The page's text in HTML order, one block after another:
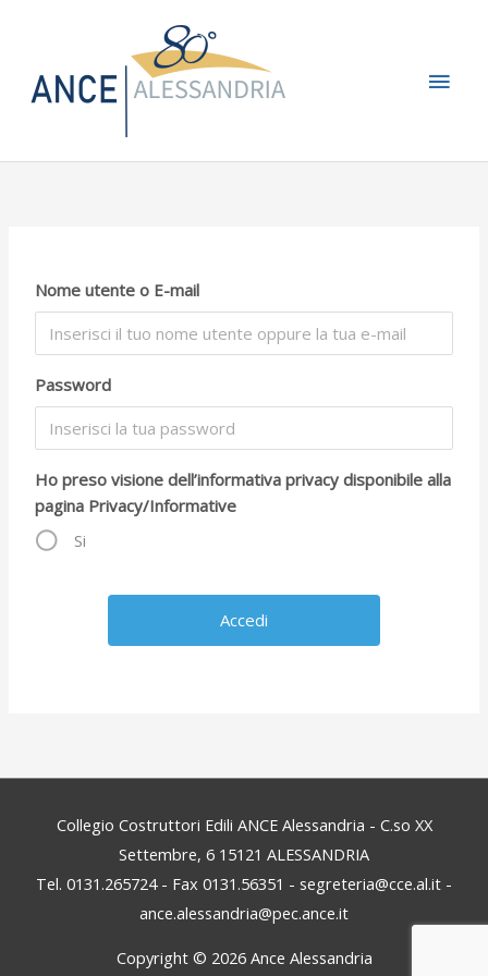
Nome utente o E-mail
Password
Ho preso visione dell’informativa privacy disponibile alla
pagina Privacy/Informative
Si
Collegio Costruttori Edili ANCE Alessandria - C.so XX
Settembre, 6 15121 ALESSANDRIA
Tel. 0131.265724 - Fax 0131.56351 - segreteria@cce.al.it -
ance.alessandria@pec.ance.it
Copyright © 2026 Ance Alessandria